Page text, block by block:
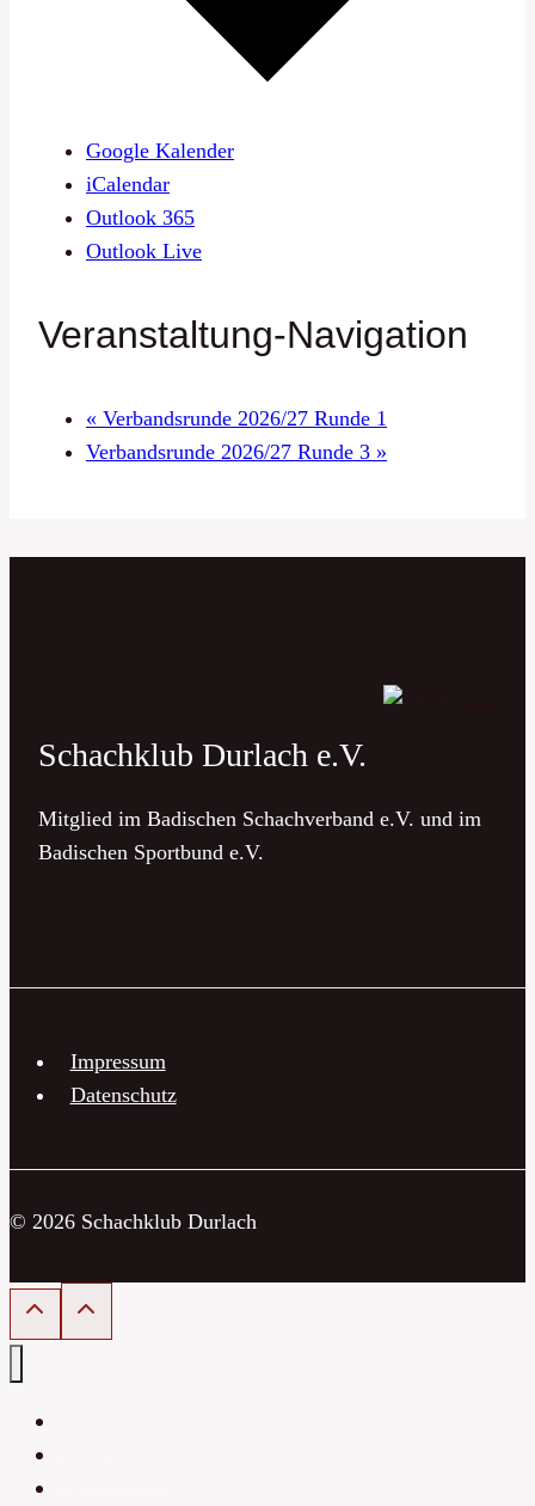
Google Kalender
iCalendar
Outlook 365
Outlook Live
Veranstaltung-Navigation
« Verbandsrunde 2026/27 Runde 1
Verbandsrunde 2026/27 Runde 3 »
Schachklub Durlach e.V.
Mitglied im Badischen Schachverband e.V. und im
Badischen Sportbund e.V.
Impressum
Datenschutz
© 2026 Schachklub Durlach